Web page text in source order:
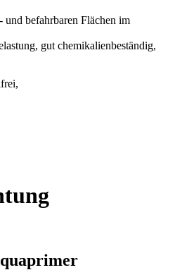
und befahrbaren Flächen im
gut chemikalienbeständig,